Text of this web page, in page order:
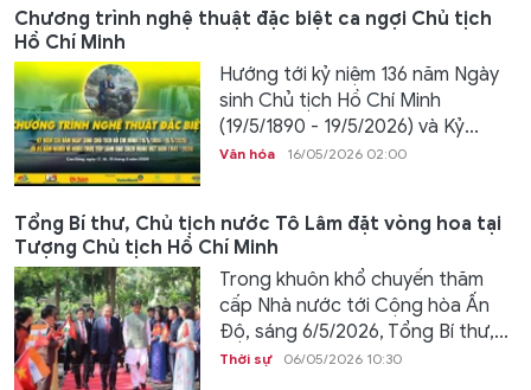
Chương trình nghệ thuật đặc biệt ca ngợi Chủ tịch
Hồ Chí Minh
Hướng tới kỷ niệm 136 năm Ngày
sinh Chủ tịch Hồ Chí Minh
(19/5/1890 - 19/5/2026) và Kỷ...
Văn hóa 16/05/2026 02:00
Tổng Bí thư, Chủ tịch nước Tô Lâm đặt vòng hoa tại
Tượng Chủ tịch Hồ Chí Minh
Trong khuôn khổ chuyến thăm
cấp Nhà nước tới Cộng hòa Ấn
Độ, sáng 6/5/2026, Tổng Bí thư,...
Thời sự 06/05/2026 10:30